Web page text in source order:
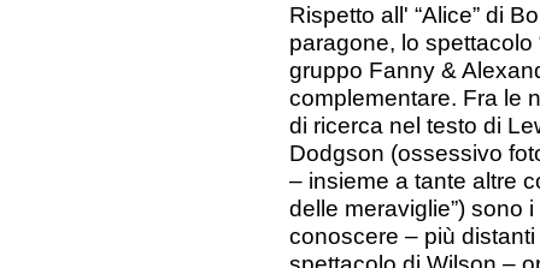
Rispetto all' “Alice” di
paragone, lo spettacolo
gruppo Fanny &
complementare. Fra le
di ricerca nel testo di
Dodgson (ossessivo
– insieme a tante altre
delle meraviglie”) sono
conoscere – più